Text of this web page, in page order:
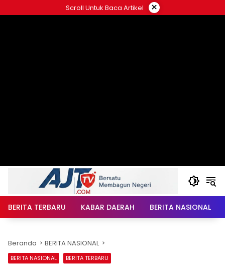
ke
Scroll Untuk Baca Artikel ×
BERITA TERBARU KABAR DAERAH BERITA NASIONAL
Beranda BERITA NASIONAL
BERITA NASIONAL BERITA TERBARU